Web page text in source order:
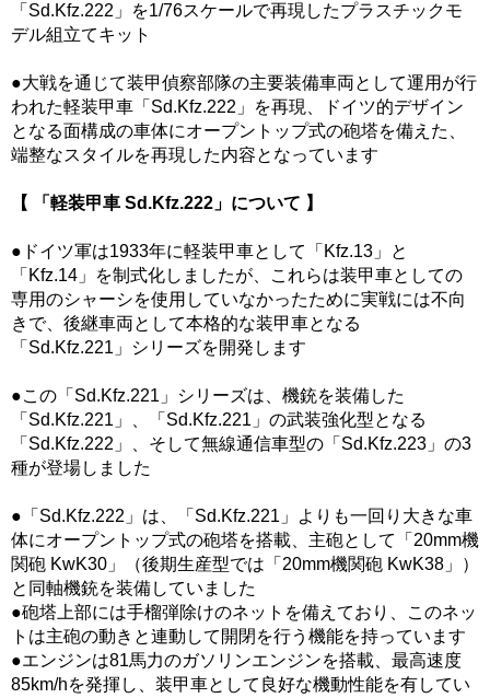
「Sd.Kfz.222」を1/76スケールで再現したプラスチックモ
デル組立てキット
●大戦を通じて装甲偵察部隊の主要装備車両として運用が行
われた軽装甲車「Sd.Kfz.222」を再現、ドイツ的デザイン
となる面構成の車体にオープントップ式の砲塔を備えた、
端整なスタイルを再現した内容となっています
【 「軽装甲車 Sd.Kfz.222」について 】
●ドイツ軍は1933年に軽装甲車として「Kfz.13」と
「Kfz.14」を制式化しましたが、これらは装甲車としての
専用のシャーシを使用していなかったために実戦には不向
きで、後継車両として本格的な装甲車となる
「Sd.Kfz.221」シリーズを開発します
●この「Sd.Kfz.221」シリーズは、機銃を装備した
「Sd.Kfz.221」、「Sd.Kfz.221」の武装強化型となる
「Sd.Kfz.222」、そして無線通信車型の「Sd.Kfz.223」の3
種が登場しました
●「Sd.Kfz.222」は、「Sd.Kfz.221」よりも一回り大きな車
体にオープントップ式の砲塔を搭載、主砲として「20mm機
関砲 KwK30」（後期生産型では「20mm機関砲 KwK38」）
と同軸機銃を装備していました
●砲塔上部には手榴弾除けのネットを備えており、このネッ
トは主砲の動きと連動して開閉を行う機能を持っています
●エンジンは81馬力のガソリンエンジンを搭載、最高速度
85km/hを発揮し、装甲車として良好な機動性能を有してい